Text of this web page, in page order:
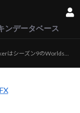
ンデータベース
シーズン9のWorldsで優勝する